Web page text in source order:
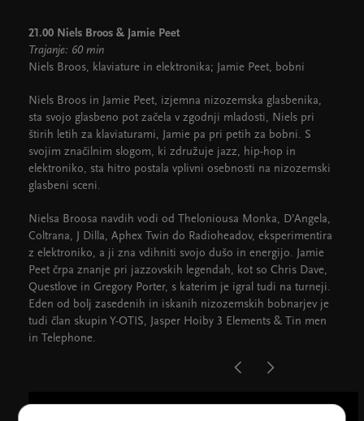
21.00 Niels Broos & Jamie Peet
Trajanje: 60 min
Niels Broos, klaviature in elektronika; Jamie Peet, bobni
Niels Broos in Jamie Peet, izjemna nizozemska glasbenika,
sta svojo glasbeno pot začela v zgodnji mladosti, Niels pri
štirih letih za klaviaturami, Jamie pa pri petih za bobni. S
svojim značilnim slogom, ki združuje jazz, hip-hop in
elektroniko, sta hitro postala vplivni osebnosti na nizozemski
glasbeni sceni.
Nielsa Broosa navdih vodi od Theloniousa Monka, D’Angela,
Coltrana, J Dilla, Aphex Twin do Radioheadov, eksperimentira
z elektroniko, a ji zna vdihniti svojo dušo in energijo. Jamie
Peet črpa znanje pri jazzovskih legendah, kot so Chris Dave,
Questlove in Gregory Porter, s katerim je igral tudi na turneji.
Eden od bolj zasedenih in iskanih nizozemskih bobnarjev je
tudi član skupin Y-OTIS, Jasper Hoiby 3 Elements & Tin men
in Telephone.